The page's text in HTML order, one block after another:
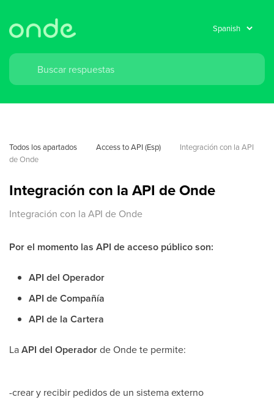
Todos los apartados Access to API (Esp)
Integración con la API
de Onde
Integración con la API de Onde
Integración con la API de Onde
Por el momento las API de acceso público son:
API del Operador
API de Compañía
API de la Cartera
LaAPI del Operadorde Onde te permite:
-crear y recibir pedidos de un sistema externo